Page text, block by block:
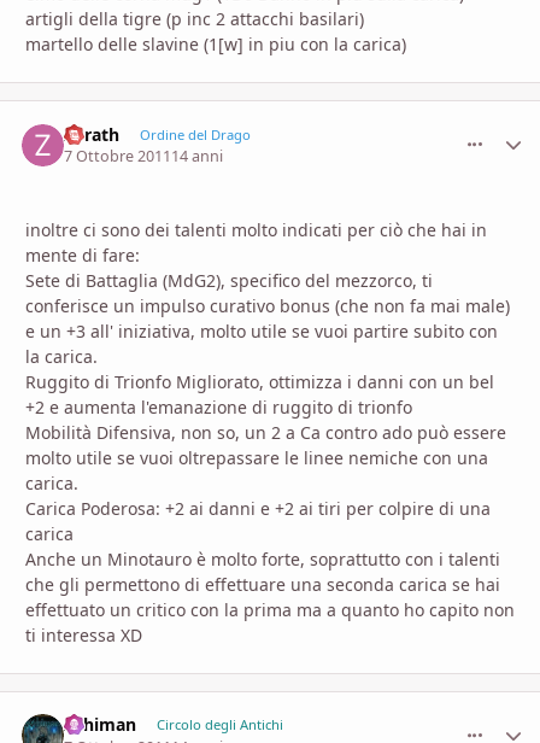
artigli della tigre (p inc 2 attacchi basilari)
martello delle slavine (1[w] in piu con la carica)
Zorath Ordine del Drago
7 Ottobre 201114 anni
inoltre ci sono dei talenti molto indicati per ciò che hai in
mente di fare:
Sete di Battaglia (MdG2), specifico del mezzorco, ti
conferisce un impulso curativo bonus (che non fa mai male)
e un +3 all' iniziativa, molto utile se vuoi partire subito con
la carica.
Ruggito di Trionfo Migliorato, ottimizza i danni con un bel
+2 e aumenta l'emanazione di ruggito di trionfo
Mobilità Difensiva, non so, un 2 a Ca contro ado può essere
molto utile se vuoi oltrepassare le linee nemiche con una
carica.
Carica Poderosa: +2 ai danni e +2 ai tiri per colpire di una
carica
Anche un Minotauro è molto forte, soprattutto con i talenti
che gli permettono di effettuare una seconda carica se hai
effettuato un critico con la prima ma a quanto ho capito non
ti interessa XD
Arhiman Circolo degli Antichi